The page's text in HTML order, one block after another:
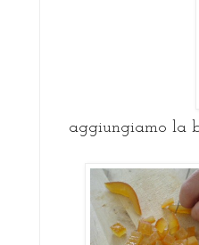
aggiungiamo la